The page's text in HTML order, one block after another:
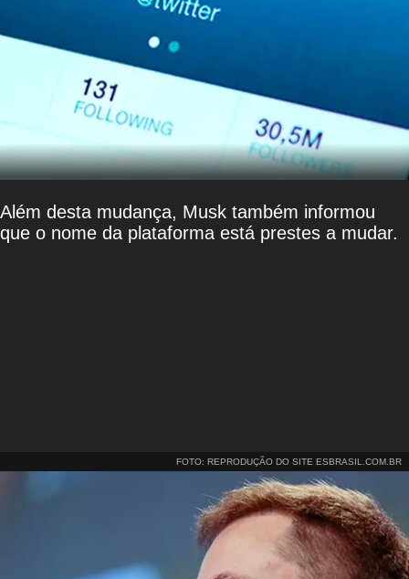
Além desta mudança, Musk também informou
que o nome da plataforma está prestes a mudar.
FOTO: REPRODUÇÃO DO SITE ESBRASIL.COM.BR